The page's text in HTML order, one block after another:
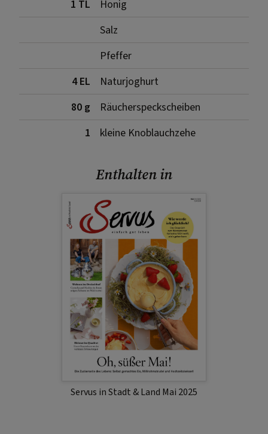
1 TL
Honig
Salz
Pfeffer
4 EL
Naturjoghurt
80 g
Räucherspeckscheiben
1
kleine Knoblauchzehe
Enthalten in
Servus in Stadt & Land Mai 2025